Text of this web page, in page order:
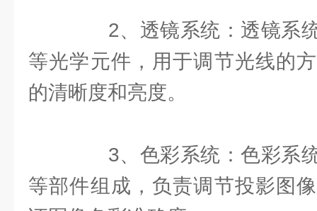
2、透镜系统：透镜系统
等光学元件，用于调节光线的
的清晰度和亮度。
3、色彩系统：色彩系统
等部件组成，负责调节投影图